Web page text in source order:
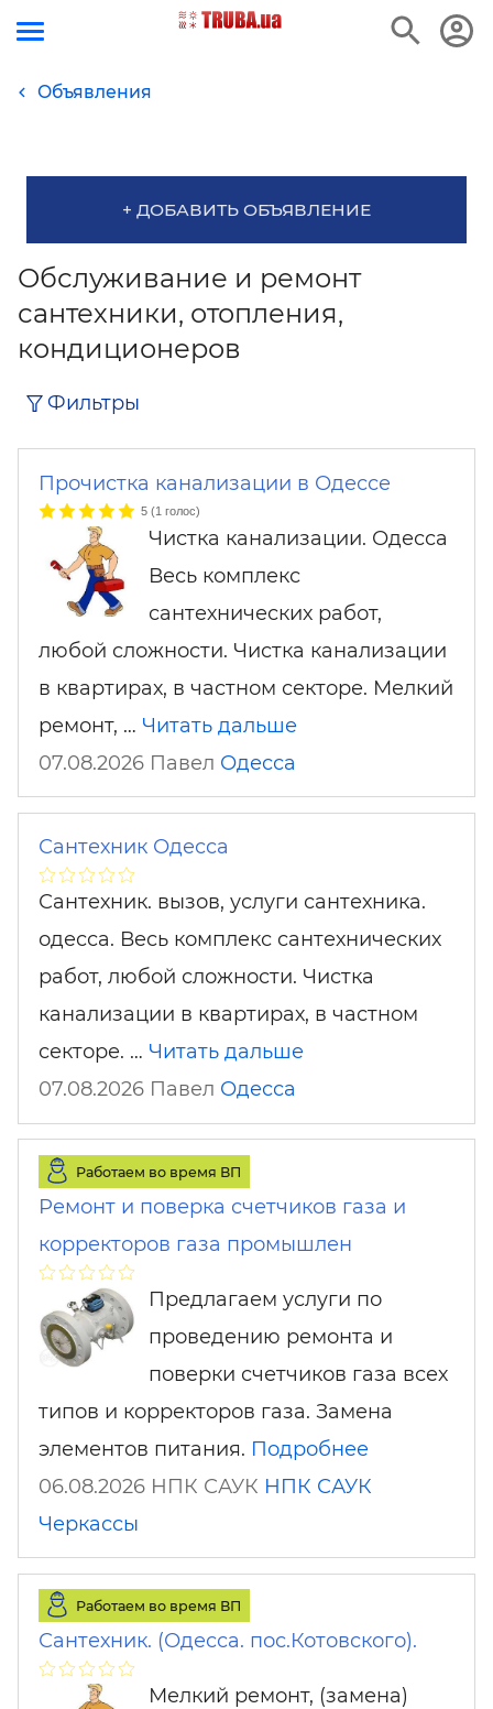
Объявления
+ ДОБАВИТЬ ОБЪЯВЛЕНИЕ
Обслуживание и ремонт
сантехники, отопления,
кондиционеров
Фильтры
Прочистка канализации в Одессе
5 (1 голос)
Чистка канализации. Одесса
Весь комплекс
сантехнических работ,
любой сложности. Чистка канализации
в квартирах, в частном секторе. Мелкий
ремонт, … Читать дальше
07.08.2026 Павел Одесса
Сантехник Одесса
Сантехник. вызов, услуги сантехника.
одесса. Весь комплекс сантехнических
работ, любой сложности. Чистка
канализации в квартирах, в частном
секторе. … Читать дальше
07.08.2026 Павел Одесса
Работаем во время ВП
Ремонт и поверка счетчиков газа и
корректоров газа промышлен
Предлагаем услуги по
проведению ремонта и
поверки счетчиков газа всех
типов и корректоров газа. Замена
элементов питания. Подробнее
06.08.2026 НПК САУК НПК САУК
Черкассы
Работаем во время ВП
Сантехник. (Одесса. пос.Котовского).
Мелкий ремонт, (замена)